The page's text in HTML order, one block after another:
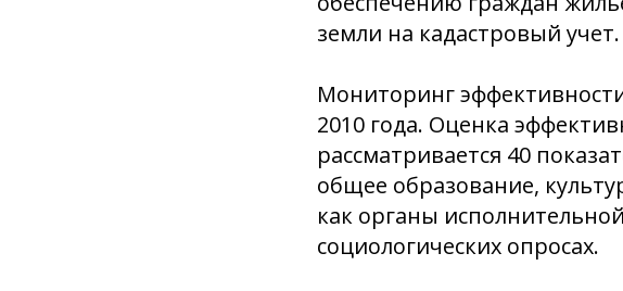
земли на кадастровый учет.
Мониторинг
2010 года. Оценка
рассматривается 40
общее образование,
как органы
социологических опросах.